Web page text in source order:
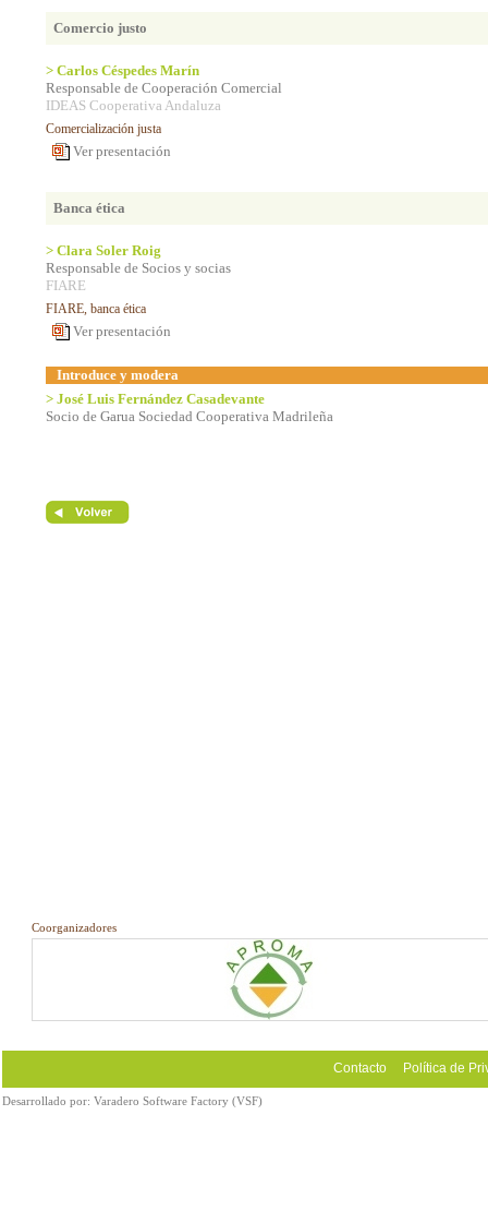
Comercio justo
> Carlos Céspedes Marín
Responsable de Cooperación Comercial
IDEAS Cooperativa Andaluza
Comercialización justa
Ver presentación
Banca ética
> Clara Soler Roig
Responsable de Socios y socias
FIARE
FIARE, banca ética
Ver presentación
Introduce y modera
> José Luis Fernández Casadevante
Socio de Garua Sociedad Cooperativa Madrileña
Coorganizadores
Contacto Política de
Desarrollado por: Varadero Software Factory (VSF)